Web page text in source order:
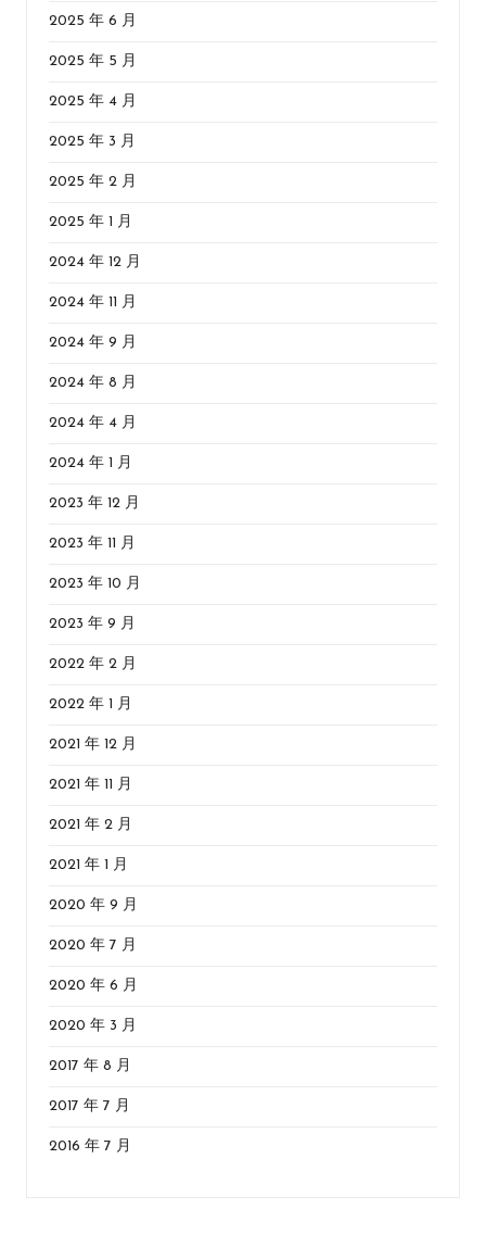
2025 年 6 月
2025 年 5 月
2025 年 4 月
2025 年 3 月
2025 年 2 月
2025 年 1 月
2024 年 12 月
2024 年 11 月
2024 年 9 月
2024 年 8 月
2024 年 4 月
2024 年 1 月
2023 年 12 月
2023 年 11 月
2023 年 10 月
2023 年 9 月
2022 年 2 月
2022 年 1 月
2021 年 12 月
2021 年 11 月
2021 年 2 月
2021 年 1 月
2020 年 9 月
2020 年 7 月
2020 年 6 月
2020 年 3 月
2017 年 8 月
2017 年 7 月
2016 年 7 月